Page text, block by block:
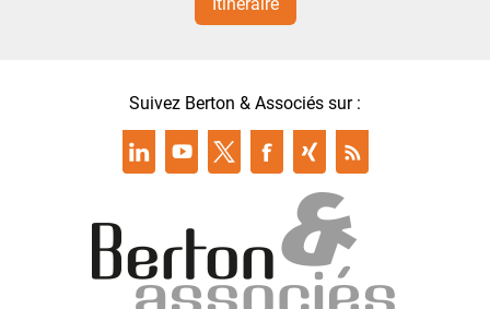
Suivez Berton & Associés sur :